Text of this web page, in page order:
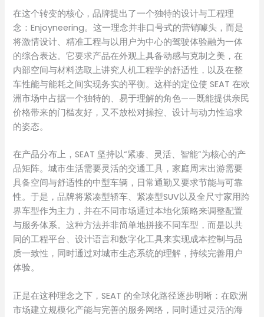
在这个转变的核心，品牌提出了一个独特的设计与工程理
念：Enjoyneering。这一理念并非口号式的营销噱头，而是
将激情设计、精准工程与以用户为中心的驾驶体验融为一体
的综合表达。它要求产品在外观上具备动感与克制之美，在
内部空间与材料选取上讲究人机工程学的舒适性，以及在整
车性能与能耗之间实现务实的平衡。这样的定位使 SEAT 在欧
洲市场中占据一个独特的、易于理解的角色——既能提供亲民
价格带来的门槛友好，又不放松对操控、设计与动力性追求
的姿态。
在产品分布上，SEAT 坚持以“紧凑、灵活、智能”为核心的产
品矩阵。城市生活需要灵活的交通工具，家庭周末出游需要
具备空间与舒适性的中型车辆，日常通勤又要求节能与可靠
性。于是，品牌将紧凑型轿车、紧凑型SUV以及全尺寸家用跨
界车型作为主力，并在不同市场通过本地化策略来调整配置
与服务体系。这种方法并非简单地拼接不同车型，而是以共
同的工程平台、设计语言和数字化工具来实现成本控制与品
质一致性，同时通过对城市生态系统的理解，持续完善用户
体验。
正是在这种理念之下，SEAT 的全球化路径逐步明晰：在欧洲
市场建立规模化产能与完善的服务网络，同时通过灵活的海